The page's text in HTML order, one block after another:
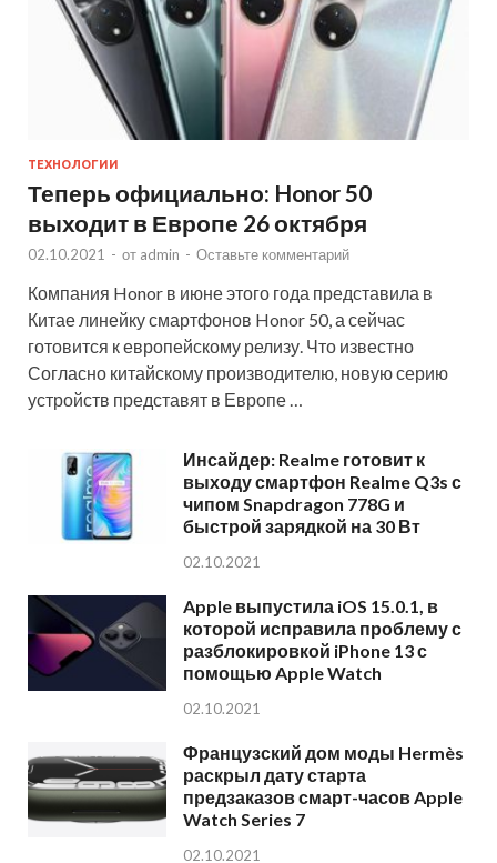
ТЕХНОЛОГИИ
Теперь официально: Honor 50
выходит в Европе 26 октября
02.10.2021 - от admin - Оставьте комментарий
Компания Honor в июне этого года представила в
Китае линейку смартфонов Honor 50, а сейчас
готовится к европейскому релизу. Что известно
Согласно китайскому производителю, новую серию
устройств представят в Европе …
Инсайдер: Realme готовит к
выходу смартфон Realme Q3s с
чипом Snapdragon 778G и
быстрой зарядкой на 30 Вт
02.10.2021
Apple выпустила iOS 15.0.1, в
которой исправила проблему с
разблокировкой iPhone 13 с
помощью Apple Watch
02.10.2021
Французский дом моды Hermès
раскрыл дату старта
предзаказов смарт-часов Apple
Watch Series 7
02.10.2021